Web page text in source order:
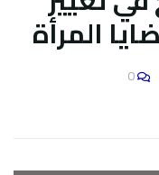
المرأة
0